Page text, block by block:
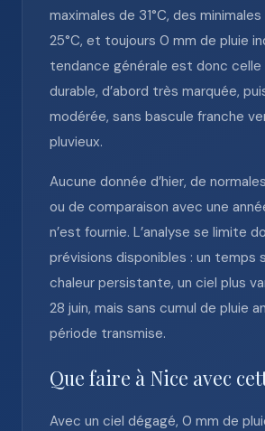
maximales de 31°C, des
25°C, et toujours 0 mm de pluie
tendance générale est donc celle
durable, d’abord très marquée,
modérée, sans bascule franche
pluvieux.
Aucune donnée d’hier, de
ou de comparaison avec une
n’est fournie. L’analyse se limite
prévisions disponibles : un temps
chaleur persistante, un ciel plus
28 juin, mais sans cumul de pluie
période transmise.
Que faire à Nice avec
Avec un ciel dégagé, 0 mm de